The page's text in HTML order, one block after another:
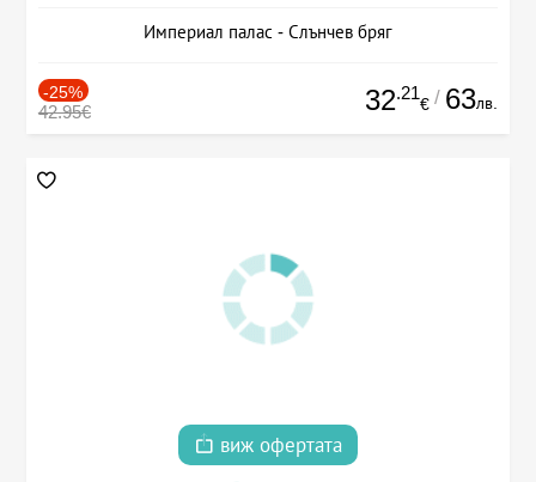
Империал палас - Слънчев бряг
-25%
42.95€ 32.21
€ / 63лв.
виж офертата